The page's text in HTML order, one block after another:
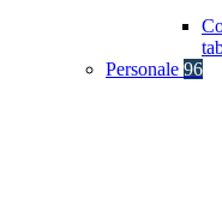
Personale 96